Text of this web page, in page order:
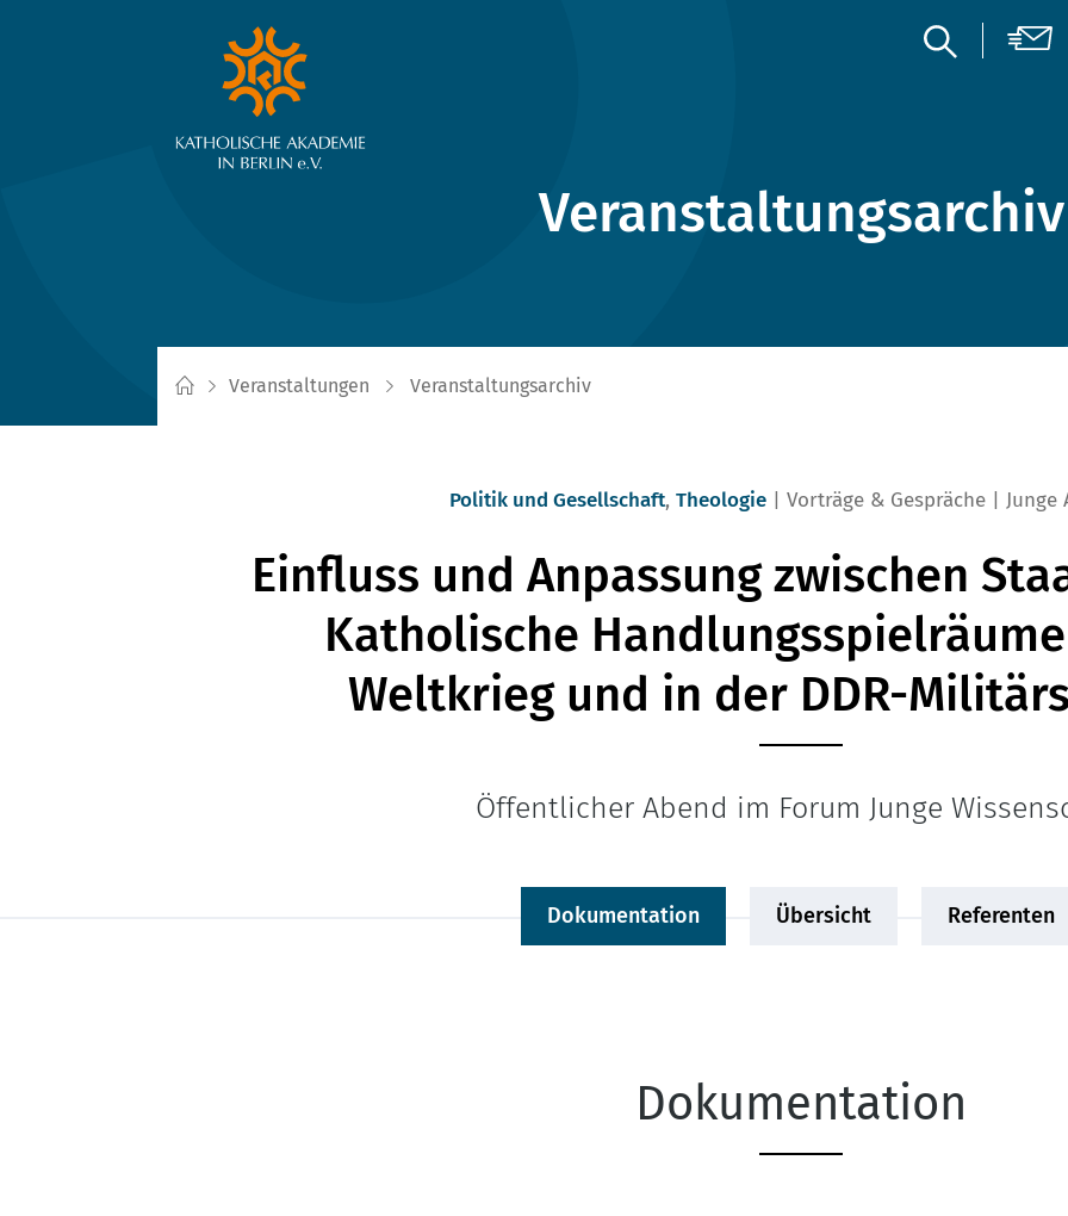
Veranstaltungsarchiv
Veranstaltungen Veranstaltungsarchiv
Politik und Gesellschaft, Theologie Vorträge & Gespräche Junge
Einfluss und Anpassung zwischen
Katholische
Weltkrieg und in der DDR-
Öffentlicher Abend im Forum Junge
Dokumentation Übersicht Referenten
Dokumentation